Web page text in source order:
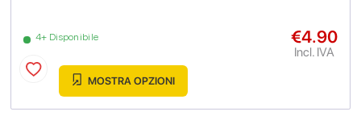
4+ Disponibile €4.90
Incl. IVA
MOSTRA OPZIONI